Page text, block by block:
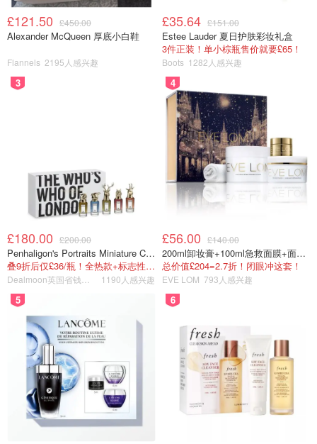
£121.50 £450.00
Alexander McQueen 厚底小白鞋
Flannels 2195人感兴趣
£35.64 £151.00
Estee Lauder 夏日护肤彩妆礼盒
3件正装！单小棕瓶售价就要£65！
Boots 1282人感兴趣
3
£180.00 £200.00
Penhaligon's Portraits Miniature Collection 香氛套装 5瓶装
叠9折后仅£36/瓶！全热款+标志性兽首头
1190人感兴趣
4
£56.00 £140.00
200ml卸妆膏+100ml急救面膜+面霜+洁颜布
总价值£204=2.7折！闭眼冲这套！
EVE LOM 793人感兴趣
5 6